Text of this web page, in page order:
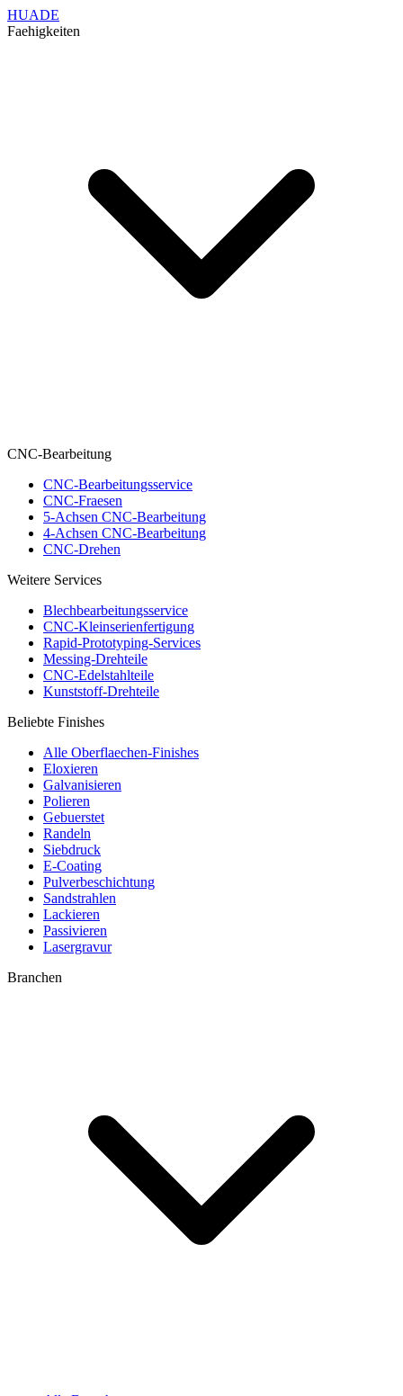
HUADE
Faehigkeiten
CNC-Bearbeitung
CNC-Bearbeitungsservice
CNC-Fraesen
5-Achsen CNC-Bearbeitung
4-Achsen CNC-Bearbeitung
CNC-Drehen
Weitere Services
Blechbearbeitungsservice
CNC-Kleinserienfertigung
Rapid-Prototyping-Services
Messing-Drehteile
CNC-Edelstahlteile
Kunststoff-Drehteile
Beliebte Finishes
Alle Oberflaechen-Finishes
Eloxieren
Galvanisieren
Polieren
Gebuerstet
Randeln
Siebdruck
E-Coating
Pulverbeschichtung
Sandstrahlen
Lackieren
Passivieren
Lasergravur
Branchen